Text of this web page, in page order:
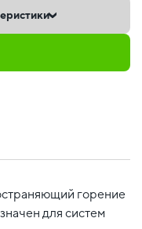
горение
для систем